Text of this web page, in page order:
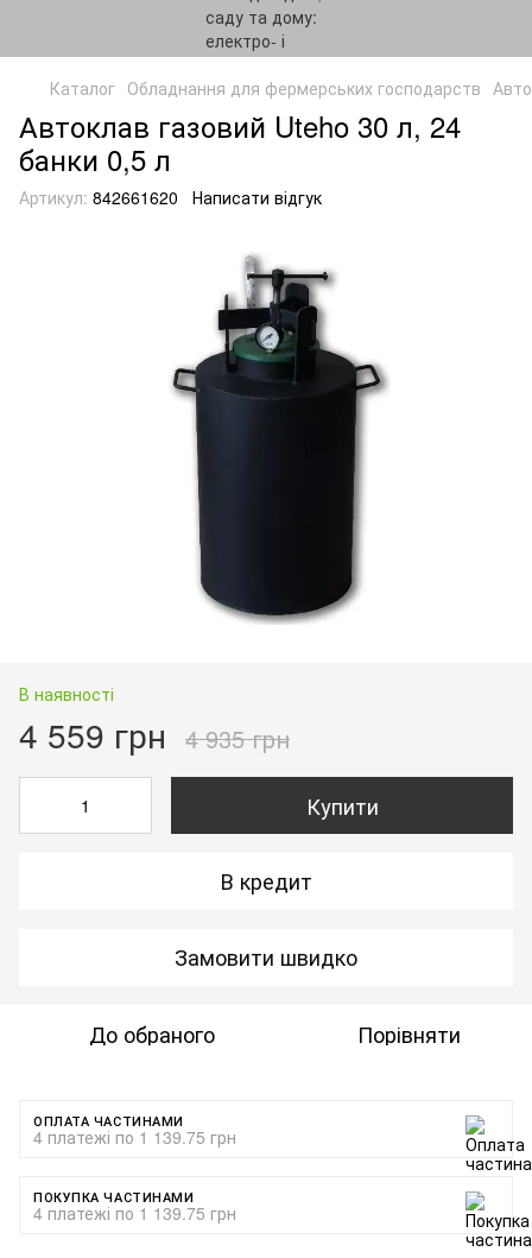
Каталог Обладнання для фермерських господарств
Автоклав газовий Uteho 30 л, 24
банки 0,5 л
Артикул: 842661620 Написати відгук
В наявності
4 559 грн 4 935 грн
Купити
В кредит
Замовити швидко
До обраного Порівняти
ОПЛАТА ЧАСТИНАМИ
4 платежі по 1 139.75 грн
ПОКУПКА ЧАСТИНАМИ
4 платежі по 1 139.75 грн